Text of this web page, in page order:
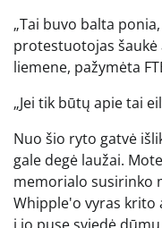
„Tai buvo balta
protestuotojas
liemene, pažymėta
„Jei tik būtų apie tai
Nuo šio ryto gatvė
gale degė laužai.
memorialo susirinko
Whipple'o vyras krito